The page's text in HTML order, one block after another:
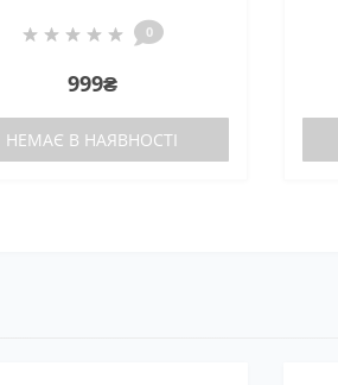
0
999₴
НЕМАЄ В НАЯВНОСТІ